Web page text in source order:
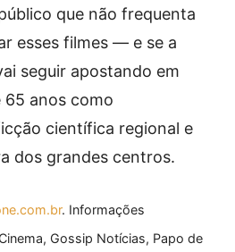
que não frequenta
esses filmes — e se a
seguir apostando em
65 anos como
científica regional e
dos grandes centros.
. Informações
Gossip Notícias, Papo de